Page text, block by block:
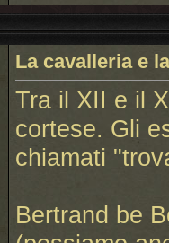
La cavalleria e
Tra il XII e il
cortese. Gli
chiamati
Bertrand be